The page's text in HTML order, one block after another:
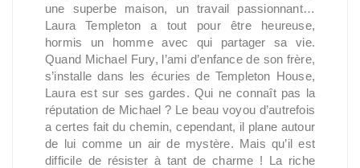
une superbe maison, un travail passionnant…
Laura Templeton a tout pour être heureuse,
hormis un homme avec qui partager sa vie.
Quand Michael Fury, l’ami d’enfance de son frère,
s’installe dans les écuries de Templeton House,
Laura est sur ses gardes. Qui ne connaît pas la
réputation de Michael ? Le beau voyou d’autrefois
a certes fait du chemin, cependant, il plane autour
de lui comme un air de mystère. Mais qu’il est
difficile de résister à tant de charme ! La riche